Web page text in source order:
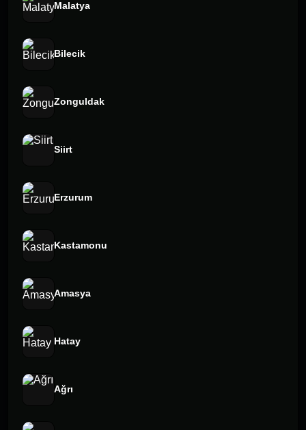
Malatya
Bilecik
Zonguldak
Siirt
Erzurum
Kastamonu
Amasya
Hatay
Ağrı